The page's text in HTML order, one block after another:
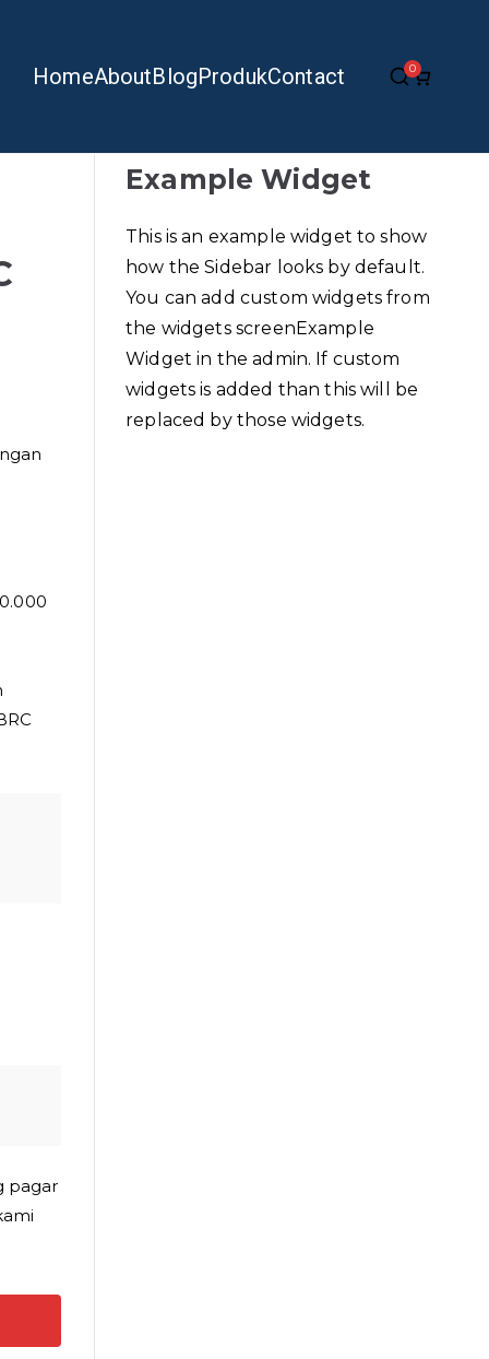
HomeAboutBlogProdukContact 0
pagar
Example Widget
This is an example widget to show
how the Sidebar looks by default.
You can add custom widgets from
the widgets screenExample
Widget in the admin. If custom
widgets is added than this will be
replaced by those widgets.